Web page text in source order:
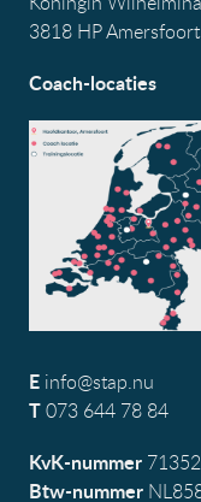
3818 HP Amersfoort
Coach-locaties
E info@stap.nu
T073 644 78 84
KvK-nummer
Btw-nummer